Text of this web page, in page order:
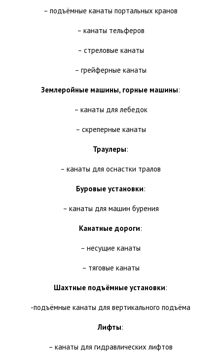
– подъёмные канаты портальных кранов
– канаты тельферов
– стреловые канаты
– грейферные канаты
Землеройные машины, горные машины:
– канаты для лебедок
– скреперные канаты
Траулеры:
– канаты для оснастки тралов
Буровые установки:
– канаты для машин бурения
Канатные дороги:
– несущие канаты
– тяговые канаты
Шахтные подъёмные установки:
-подъёмные канаты для вертикального подъёма
Лифты:
– канаты для гидравлических лифтов